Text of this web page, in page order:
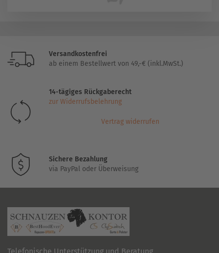
Versandkostenfrei
ab einem Bestellwert von 49,-€ (inkl.MwSt.)
14-tägiges Rückgaberecht
zur Widerrufsbelehrung
Vertrag widerrufen
Sichere Bezahlung
via PayPal oder Überweisung
Telefonische Unterstützung und Beratung